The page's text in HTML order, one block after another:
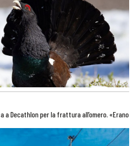
a Decathlon per la frattura all’omero. «Erano